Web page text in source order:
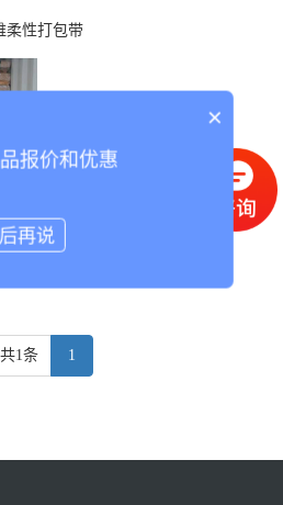
柔性打包带
共1条 1
×
报价和优惠
再说